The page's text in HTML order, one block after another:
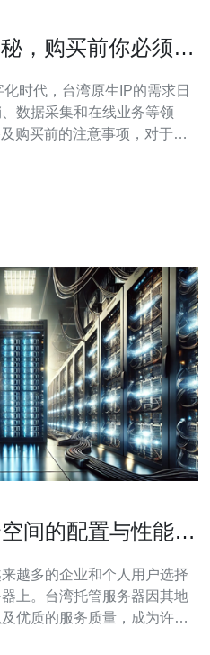
，购买前你必须知
时代，台湾原生IP的需求日
数据采集和在线业务等领
购买前的注意事项，对于每
华内容： 台湾原生IP
间的配置与性能分
越多的企业和个人用户选择
上。台湾托管服务器因其地
优质的服务质量，成为许多